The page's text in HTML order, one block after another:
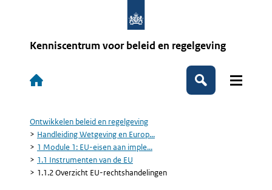
Kenniscentrum voor beleid en regelgeving
Hoofdnavigatie
Zoeken
Kruimelpad
Ontwikkelen beleid en regelgeving
Handleiding Wetgeving en Europ...
1 Module 1: EU-eisen aan imple...
1.1 Instrumenten van de EU
1.1.2 Overzicht EU-rechtshandelingen